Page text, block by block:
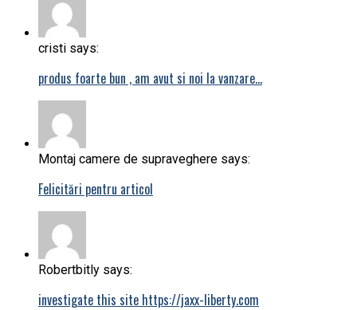
cristi says:
produs foarte bun , am avut si noi la vanzare…
Montaj camere de supraveghere says:
Felicitări pentru articol
Robertbitly says:
investigate this site https://jaxx-liberty.com